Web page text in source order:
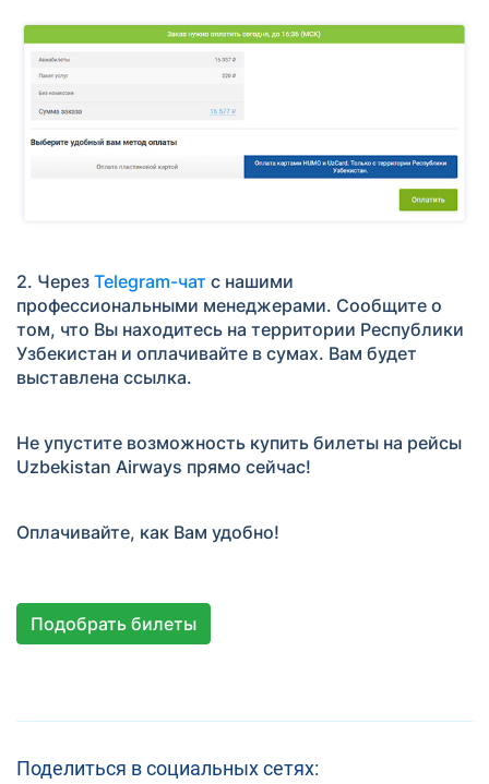
2. Через Telegram-чат с нашими
профессиональными менеджерами. Сообщите о
том, что Вы находитесь на территории Республики
Узбекистан и оплачивайте в сумах. Вам будет
выставлена ссылка.
Не упустите возможность купить билеты на рейсы
Uzbekistan Airways прямо сейчас!
Оплачивайте, как Вам удобно!
Подобрать билеты
Поделиться в социальных сетях: